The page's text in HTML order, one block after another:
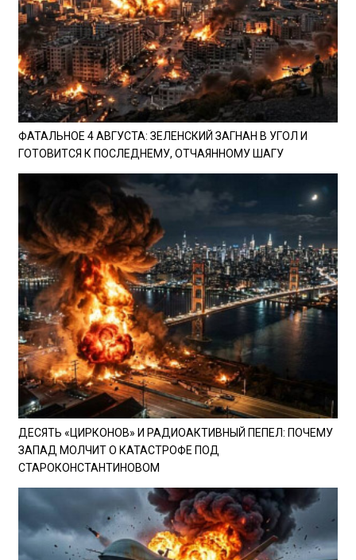
ФАТАЛЬНОЕ 4 АВГУСТА: ЗЕЛЕНСКИЙ ЗАГНАН В УГОЛ И
ГОТОВИТСЯ К ПОСЛЕДНЕМУ, ОТЧАЯННОМУ ШАГУ
ДЕСЯТЬ «ЦИРКОНОВ» И РАДИОАКТИВНЫЙ ПЕПЕЛ: ПОЧЕМУ
ЗАПАД МОЛЧИТ О КАТАСТРОФЕ ПОД
СТАРОКОНСТАНТИНОВОМ